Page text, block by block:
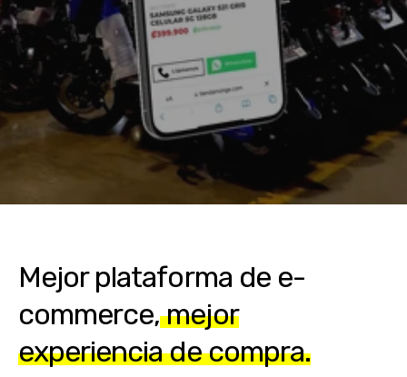
Mejor plataforma de e-
commerce,mejor
experiencia de compra.